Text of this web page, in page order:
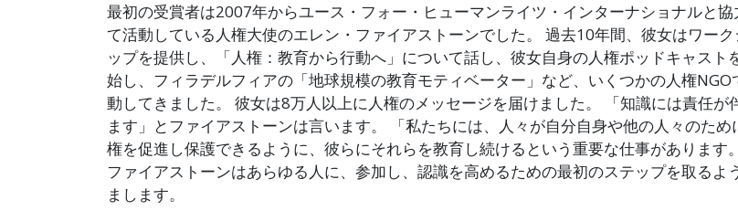
最初の受賞者は2007年からユース・フォー・ヒューマンライツ・インターナショナルと協
て活動している人権大使のエレン・ファイアストーンでした。 過去10年間、彼女はワーク
ップを提供し、「人権：教育から行動へ」について話し、彼女自身の人権ポッドキャスト
始し、フィラデルフィアの「地球規模の教育モティベーター」など、いくつかの人権NGO
動してきました。 彼女は8万人以上に人権のメッセージを届けました。 「知識には責任が
ます」とファイアストーンは言います。 「私たちには、人々が自分自身や他の人々のため
権を促進し保護できるように、彼らにそれらを教育し続けるという重要な仕事があります
ファイアストーンはあらゆる人に、参加し、認識を高めるための最初のステップを取るよ
まします。